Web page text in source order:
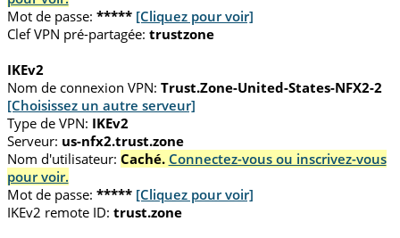
Mot de passe: ***** [Cliquez pour voir]
Clef VPN pré-partagée: trustzone
IKEv2
Nom de connexion VPN: Trust.Zone-United-States-NFX2-2
[Choisissez un autre serveur]
Type de VPN: IKEv2
Serveur: us-nfx2.trust.zone
Nom d'utilisateur: Caché. Connectez-vous ou inscrivez-vous
pour voir.
Mot de passe: ***** [Cliquez pour voir]
IKEv2 remote ID: trust.zone